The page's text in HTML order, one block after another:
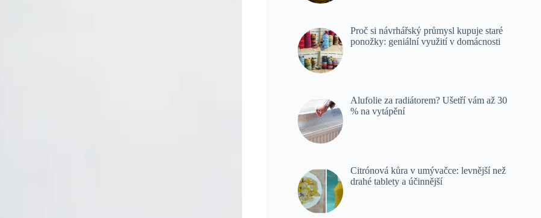
Proč si návrhářský průmysl kupuje staré
ponožky: geniální využití v domácnosti
Alufolie za radiátorem? Ušetří vám až 30
% na vytápění
Citrónová kůra v umývačce: levnější než
drahé tablety a účinnější